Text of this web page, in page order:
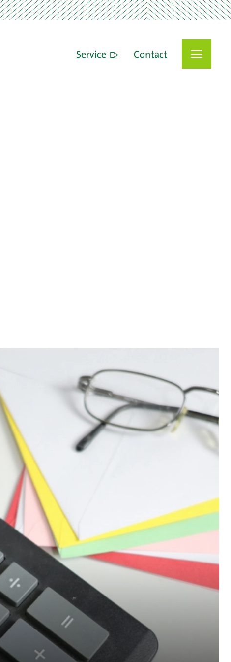
Service Contact
Crediteurenadministratie zorg je ervoor dat
worden verwerkt en dat de administratie soepel
onderdeel van een betrokken Finance team van 5
nauw samen met verschillende afdelingen. Met
en overzicht zorgt je dat alles op rolletjes
deze functie of solliciteren?